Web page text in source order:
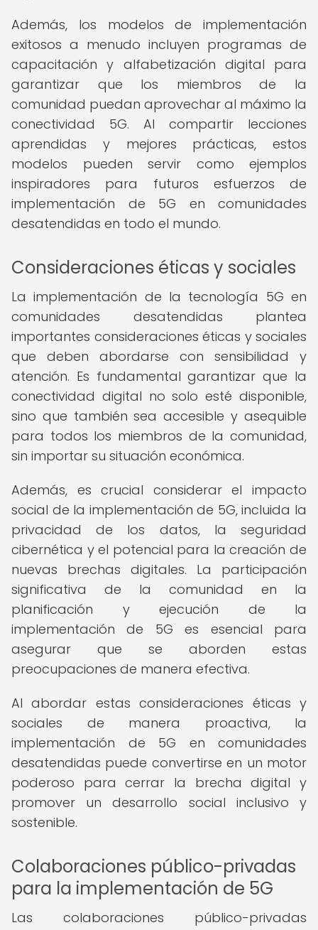
Además, los modelos de implementación
exitosos a menudo incluyen programas de
capacitación y alfabetización digital para
garantizar que los miembros de la
comunidad puedan aprovechar al máximo la
conectividad 5G. Al compartir lecciones
aprendidas y mejores prácticas, estos
modelos pueden servir como ejemplos
inspiradores para futuros esfuerzos de
implementación de 5G en comunidades
desatendidas en todo el mundo.
Consideraciones éticas y sociales
La implementación de la tecnología 5G en
comunidades desatendidas plantea
importantes consideraciones éticas y sociales
que deben abordarse con sensibilidad y
atención. Es fundamental garantizar que la
conectividad digital no solo esté disponible,
sino que también sea accesible y asequible
para todos los miembros de la comunidad,
sin importar su situación económica.
Además, es crucial considerar el impacto
social de la implementación de 5G, incluida la
privacidad de los datos, la seguridad
cibernética y el potencial para la creación de
nuevas brechas digitales. La participación
significativa de la comunidad en la
planificación y ejecución de la
implementación de 5G es esencial para
asegurar que se aborden estas
preocupaciones de manera efectiva.
Al abordar estas consideraciones éticas y
sociales de manera proactiva, la
implementación de 5G en comunidades
desatendidas puede convertirse en un motor
poderoso para cerrar la brecha digital y
promover un desarrollo social inclusivo y
sostenible.
Colaboraciones público-privadas
para la implementación de 5G
Las colaboraciones público-privadas